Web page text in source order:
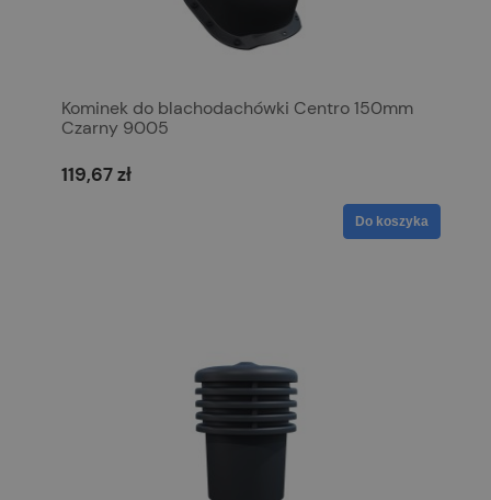
Kominek do blachodachówki Centro 150mm
Czarny 9005
119,67 zł
Do koszyka